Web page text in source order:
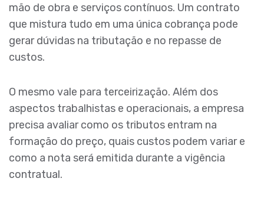
mão de obra e serviços contínuos. Um contrato
que mistura tudo em uma única cobrança pode
gerar dúvidas na tributação e no repasse de
custos.
O mesmo vale para terceirização. Além dos
aspectos trabalhistas e operacionais, a empresa
precisa avaliar como os tributos entram na
formação do preço, quais custos podem variar e
como a nota será emitida durante a vigência
contratual.